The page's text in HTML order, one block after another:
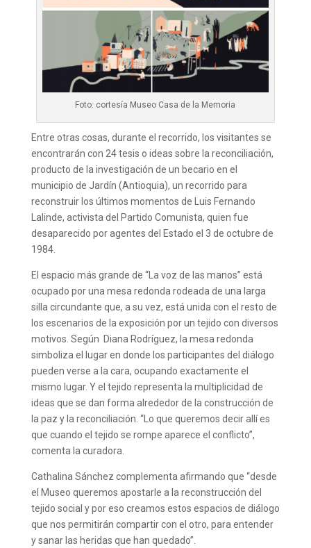
Foto: cortesía Museo Casa de la Memoria
Entre otras cosas, durante el recorrido, los visitantes se
encontrarán con 24 tesis o ideas sobre la reconciliación,
producto de la investigación de un becario en el
municipio de Jardín (Antioquia), un recorrido para
reconstruir los últimos momentos de Luis Fernando
Lalinde, activista del Partido Comunista, quien fue
desaparecido por agentes del Estado el 3 de octubre de
1984.
El espacio más grande de “La voz de las manos” está
ocupado por una mesa redonda rodeada de una larga
silla circundante que, a su vez, está unida con el resto de
los escenarios de la exposición por un tejido con diversos
motivos. Según Diana Rodríguez, la mesa redonda
simboliza el lugar en donde los participantes del diálogo
pueden verse a la cara, ocupando exactamente el
mismo lugar. Y el tejido representa la multiplicidad de
ideas que se dan forma alrededor de la construcción de
la paz y la reconciliación. “Lo que queremos decir allí es
que cuando el tejido se rompe aparece el conflicto”,
comenta la curadora.
Cathalina Sánchez complementa afirmando que “desde
el Museo queremos apostarle a la reconstrucción del
tejido social y por eso creamos estos espacios de diálogo
que nos permitirán compartir con el otro, para entender
y sanar las heridas que han quedado”.